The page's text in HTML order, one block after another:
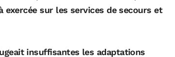
exercée sur les services de secours et
insuffisantes les adaptations